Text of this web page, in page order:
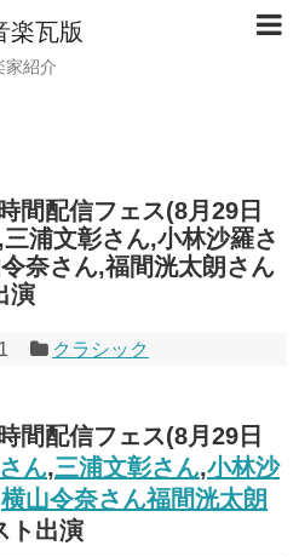
楽瓦版
家紹介
間配信フェス(8月29日
浦文彰さん,小林沙羅さ
奈さん,福間洸太朗さん
演
クラシック
ん,三浦文彰さん,小林沙
横山令奈さん福間洸太朗
ト出演